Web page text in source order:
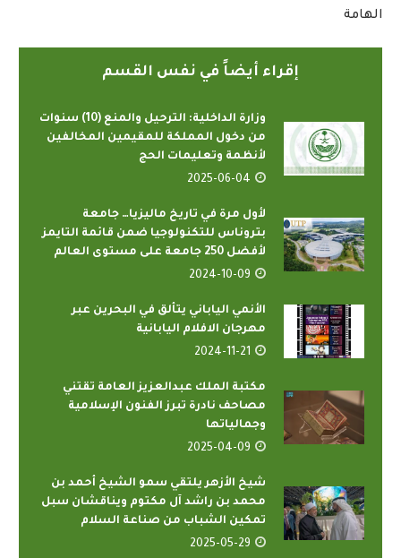
الهامة
إقراء أيضاً في نفس القسم
وزارة الداخلية: الترحيل والمنع (10) سنوات
من دخول المملكة للمقيمين المخالفين
لأنظمة وتعليمات الحج
2025-06-04
لأول مرة في تاريخ ماليزيا… جامعة
بتروناس للتكنولوجيا ضمن قائمة التايمز
لأفضل 250 جامعة على مستوى العالم
2024-10-09
الأنمي الياباني يتألق في البحرين عبر
مهرجان الافلام اليابانية
2024-11-21
مكتبة الملك عبدالعزيز العامة تقتني
مصاحف نادرة تبرز الفنون الإسلامية
وجمالياتها
2025-04-09
شيخ الأزهر يلتقي سمو الشيخ أحمد بن
محمد بن راشد آل مكتوم ويناقشان سبل
تمكين الشباب من صناعة السلام
2025-05-29